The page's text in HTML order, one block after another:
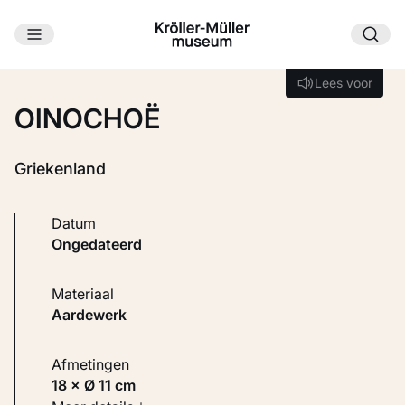
Ga naar hoofdinhoud
Lees voor
Lees voor
OINOCHOË
Griekenland
Datum
ongedateerd
Materiaal
Aardewerk
Afmetingen
18 × Ø 11 cm